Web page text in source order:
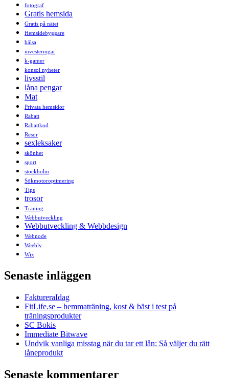
fotograf
Gratis hemsida
Gratis på nätet
Hemsidebyggare
hälsa
investeringar
k-gamer
konsol nyheter
livsstil
låna pengar
Mat
Privata hemsidor
Rabatt
Rabattkod
Resor
sexleksaker
skönhet
sport
stockholm
Sökmotoroptimering
Tips
trosor
Träning
Webbutveckling
Webbutveckling & Webbdesign
Webnode
Weebly
Wix
Senaste inläggen
FaktureraIdag
FitLife.se – hemmaträning, kost & bäst i test på
träningsprodukter
SC Bokis
Immediate Bitwave
Undvik vanliga misstag när du tar ett lån: Så väljer du rätt
låneprodukt
Senaste kommentarer